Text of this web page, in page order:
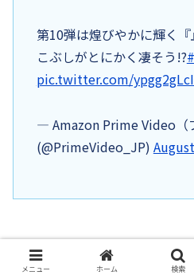
第10弾は煌びやかに輝く『
こぶしがとにかく凄そう!?
pic.twitter.com/
— Amazon Prime Video（
(@PrimeVideo_JP)
エスカルゴ歌唱曲
メニュー ホーム 検索